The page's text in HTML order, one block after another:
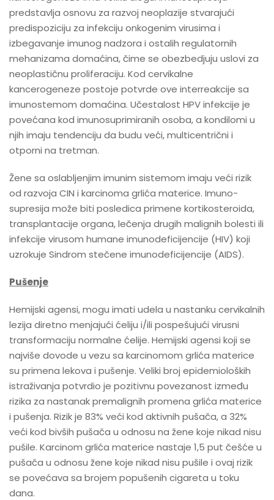
predstavlja osnovu za razvoj neoplazije stvarajući
predispoziciju za infekciju onkogenim virusima i
izbegavanje imunog nadzora i ostalih regulatornih
mehanizama domaćina, čime se obezbedjuju uslovi za
neoplastičnu proliferaciju. Kod cervikalne
kancerogeneze postoje potvrde ove interreakcije sa
imunostemom domaćina. Učestalost HPV infekcije je
povećana kod imunosuprimiranih osoba, a kondilomi u
njih imaju tendenciju da budu veći, multicentrični i
otporni na tretman.
Žene sa oslabljenjim imunim sistemom imaju veći rizik
od razvoja CIN i karcinoma grlića materice. Imuno-
supresija može biti posledica primene kortikosteroida,
transplantacije organa, lečenja drugih malignih bolesti ili
infekcije virusom humane imunodeficijencije (HIV) koji
uzrokuje Sindrom stečene imunodeficijencije (AIDS).
Pušenje
Hemijski agensi, mogu imati udela u nastanku cervikalnih
lezija diretno menjajući ćeliju i/ili pospešujući virusni
transformaciju normalne ćelije. Hemijski agensi koji se
najviše dovode u vezu sa karcinomom grlića materice
su primena lekova i pušenje. Veliki broj epidemioloških
istraživanja potvrdio je pozitivnu povezanost između
rizika za nastanak premalignih promena grlića materice
i pušenja. Rizik je 83% veći kod aktivnih pušača, a 32%
veći kod bivših pušača u odnosu na žene koje nikad nisu
pušile. Karcinom grlića materice nastaje 1,5 put češće u
pušača u odnosu žene koje nikad nisu pušile i ovaj rizik
se povećava sa brojem popušenih cigareta u toku
dana.